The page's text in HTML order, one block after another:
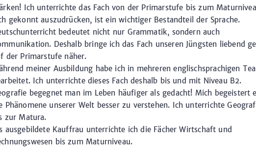
Ich unterrichte das Fach von der Primarstufe bis zum
gekonnt auszudrücken, ist ein wichtiger Bestandteil der Sprache.
bedeutet nicht nur Grammatik, sondern auch
Deshalb bringe ich das Fach unseren Jüngsten liebend
der Primarstufe näher.
meiner Ausbildung habe ich in mehreren englischsprachigen
Ich unterrichte dieses Fach deshalb bis und mit Niveau B2.
begegnet man im Leben häufiger als gedacht! Mich begeistert
Phänomene unserer Welt besser zu verstehen. Ich unterrichte
zur Matura.
ausgebildete Kauffrau unterrichte ich die Fächer Wirtschaft und
bis zum Maturniveau.